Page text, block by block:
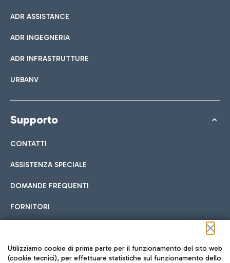
ADR ASSISTANCE
ADR INGEGNERIA
ADR INFRASTRUTTURE
URBANV
Supporto
CONTATTI
ASSISTENZA SPECIALE
DOMANDE FREQUENTI
FORNITORI
Seguici sui social
Utilizziamo cookie di prima parte per il funzionamento del sito web
(cookie tecnici), per effettuare statistiche sul funzionamento dello